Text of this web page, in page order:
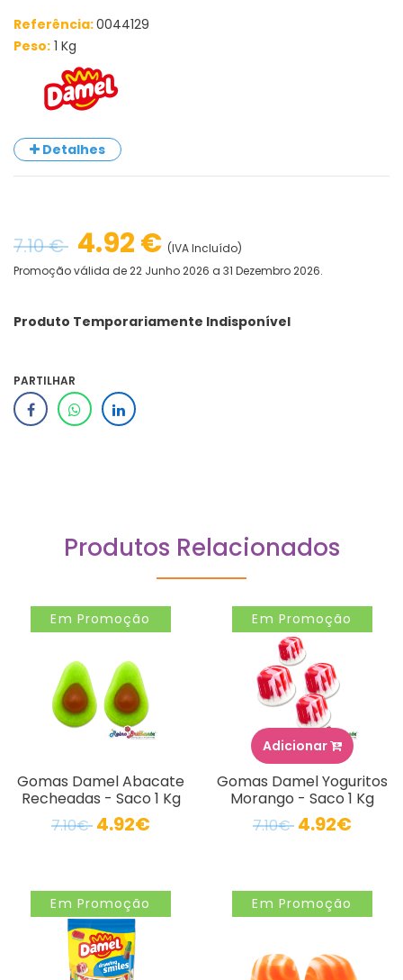
Referência:0044129
Peso: 1 Kg
Detalhes
7.10 € 4.92 € (IVA Incluído)
Promoção válida de 22 Junho 2026 a 31 Dezembro 2026.
Produto Temporariamente Indisponível
PARTILHAR
Produtos Relacionados
Em Promoção
Gomas Damel Abacate
Recheadas - Saco 1 Kg
7.10€ 4.92€
Em Promoção
Adicionar
Gomas Damel Yoguritos
Morango - Saco 1 Kg
7.10€ 4.92€
Em Promoção Em Promoção